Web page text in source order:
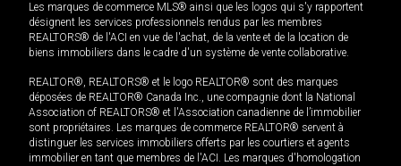
Les marques de commerce MLS® ainsi que les logos qui s'y rapportent
désignent les services professionnels rendus par les membres
REALTORS® de l'ACI en vue de l'achat, de la vente et de la location de
biens immobiliers dans le cadre d'un système de vente collaborative.
REALTOR®, REALTORS® et le logo REALTOR® sont des marques
déposées de REALTOR® Canada Inc., une compagnie dont la National
Association of REALTORS® et l'Association canadienne de l’immobilier
sont propriétaires. Les marques de commerce REALTOR® servent à
distinguer les services immobiliers offerts par les courtiers et agents
immobilier en tant que membres de l'ACI. Les marques d'homologation